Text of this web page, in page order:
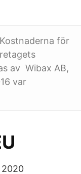
för
av Wibax AB,
var
2020